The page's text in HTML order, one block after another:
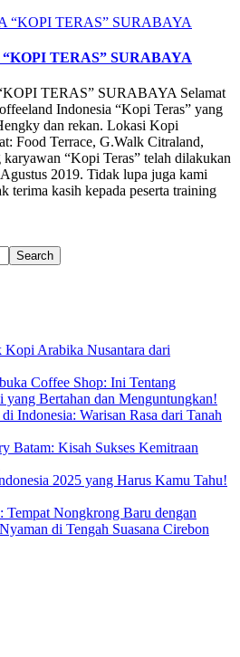
TERAS” SURABAYA
TERAS” SURABAYA Selamat
Indonesia “Kopi Teras” yang
dan rekan. Lokasi Kopi
Food Terrace, G.Walk Citraland,
“Kopi Teras” telah dilakukan
2019. Tidak lupa juga kami
terima kasih kepada peserta training
Search
Arabika Nusantara dari
Coffee Shop: Ini Tentang
yang Bertahan dan Menguntungkan!
Indonesia: Warisan Rasa dari Tanah
Batam: Kisah Sukses Kemitraan
2025 yang Harus Kamu Tahu!
Nongkrong Baru dengan
di Tengah Suasana Cirebon